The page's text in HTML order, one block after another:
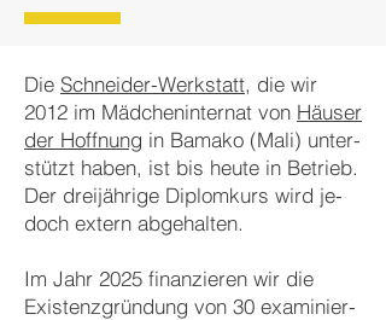
Die Schneider-Werkstatt, die wir
2012 im Mäd­chen­in­ter­nat von Häu­ser
der Hof­fnung in Ba­ma­ko (Ma­li) un­ter­
stützt ha­ben, ist bis heu­te in Be­trieb.
Der drei­jährige Di­plom­kurs wird je­
doch ex­tern ab­ge­halten.
Im Jahr 2025 finan­zieren wir die
Existenz­grün­dung von 30 ex­ami­nier­